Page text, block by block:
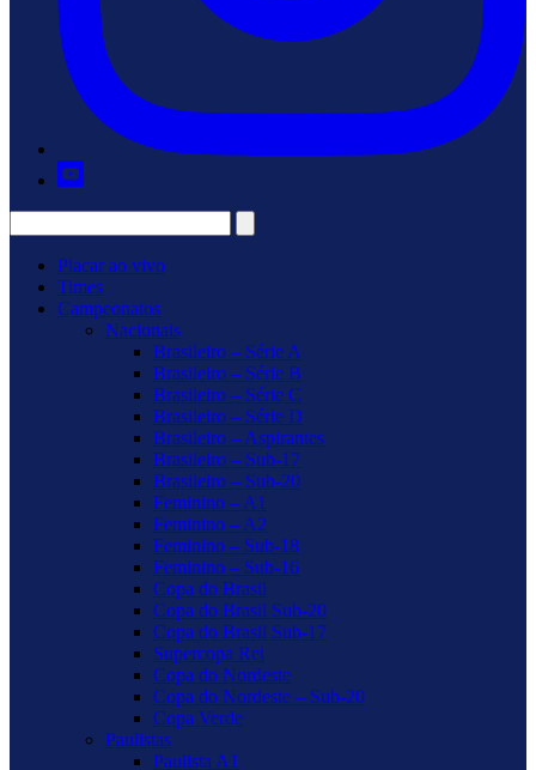
Placar ao vivo
Times
Campeonatos
Nacionais
Brasileiro – Série A
Brasileiro – Série B
Brasileiro – Série C
Brasileiro – Série D
Brasileiro – Aspirantes
Brasileiro – Sub-17
Brasileiro – Sub-20
Feminino – A1
Feminino – A2
Feminino – Sub-18
Feminino – Sub-16
Copa do Brasil
Copa do Brasil Sub-20
Copa do Brasil Sub-17
Supercopa Rei
Copa do Nordeste
Copa do Nordeste – Sub-20
Copa Verde
Paulistas
Paulista A1